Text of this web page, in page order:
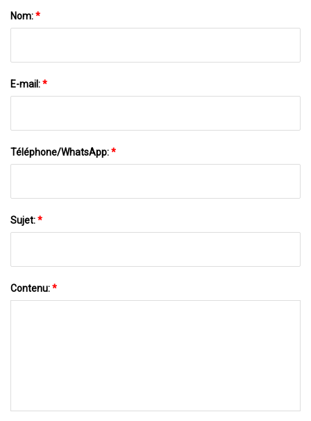
Nom:*
E-mail:*
Téléphone/WhatsApp:*
Sujet:*
Contenu:*